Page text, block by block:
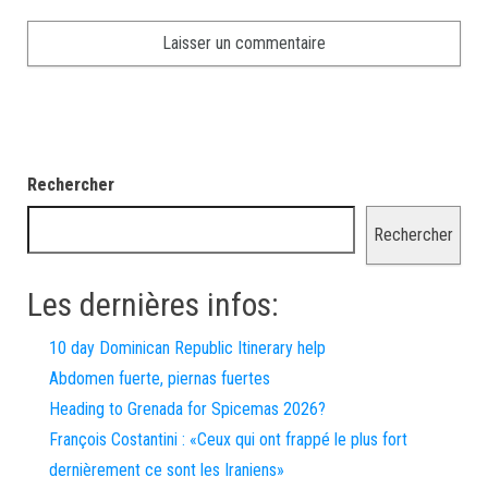
Rechercher
Rechercher
Les dernières infos:
10 day Dominican Republic Itinerary help
Abdomen fuerte, piernas fuertes
Heading to Grenada for Spicemas 2026?
François Costantini : «Ceux qui ont frappé le plus fort
dernièrement ce sont les Iraniens»